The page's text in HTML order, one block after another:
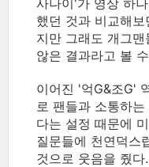
사나이'가 영상 하
했던 것과 비교해
지만 그래도 개그
않은 결과라고 볼
이어진 '억G&조G'
로 팬들과 소통하
다는 설정 때문에
질문들에 천연덕스
것으로 웃음을 줬다.